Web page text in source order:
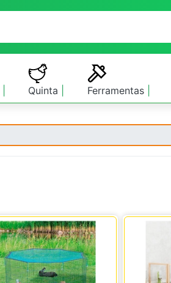
Quinta Ferramentas